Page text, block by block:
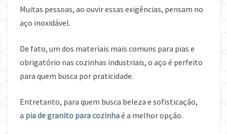
Muitas pessoas, ao ouvir essas exigências, pensam no
aço inoxidável.
De fato, um dos materiais mais comuns para pias e
obrigatório nas cozinhas industriais, o aço é perfeito
para quem busca por praticidade.
Entretanto, para quem busca beleza e sofisticação,
a pia de granito para cozinhaé a melhor opção.